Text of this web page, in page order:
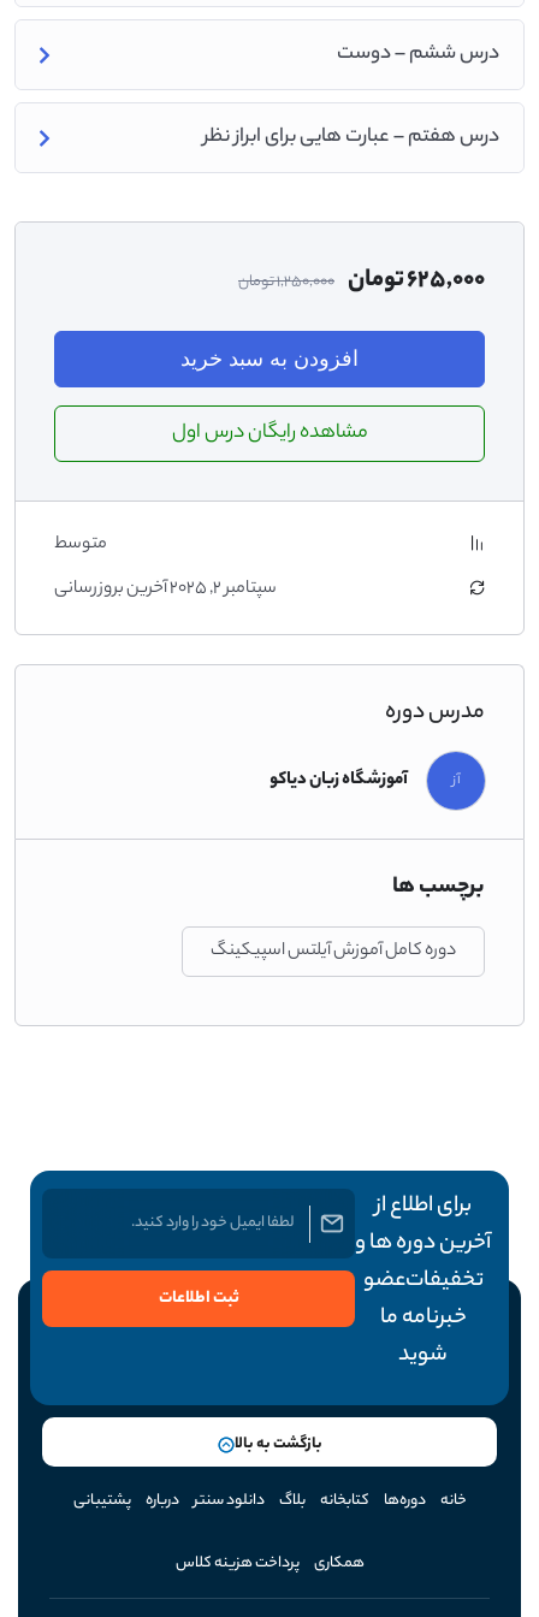
درس ششم – دوست
درس هفتم – عبارت هایی برای ابراز نظر
625,000تومان 1,250,000تومان
افزودن به سبد خرید
مشاهده رایگان درس اول
متوسط
سپتامبر 2, 2025 آخرین بروزرسانی
مدرس دوره
آز آموزشگاه زبان دیاکو
برچسب ها
دوره کامل آموزش آیلتس اسپیکینگ
برای اطلاع از
آخرین دوره ها و
تخفیفات عضو
خبرنامه ما
شوید
ثبت اطلاعات
بازگشت به بالا
خانه دوره‌ها کتابخانه بلاگ دانلود سنتر درباره پشتیبانی
همکاری پرداخت هزینه کلاس